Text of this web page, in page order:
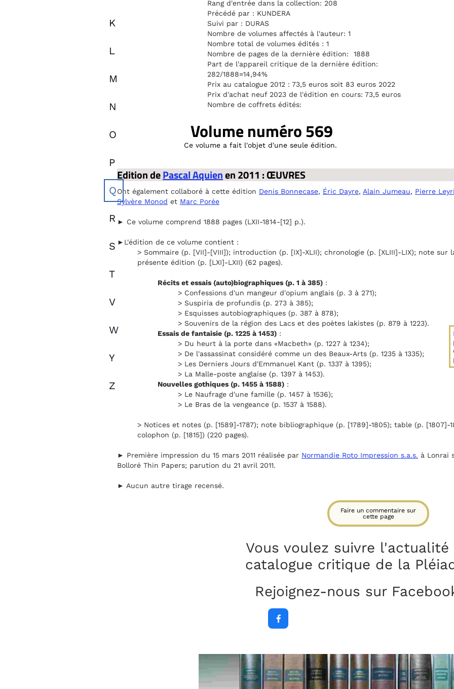
K
L
M
N
O
P
Q
R
S
T
V
W
Y
Z
Rang d'entrée dans la collection: 208
Précédé par : KUNDERA
Suivi par : DURAS
Nombre de volumes affectés à l'auteur: 1
Nombre total de volumes édités : 1
Nombre de pages de la dernière édition: 1888
Part de l'appareil critique de la dernière édition:
282/1888=14,94%
Prix au catalogue 2012 : 73,5 euros soit 83 euros 2022
Prix d'achat neuf 2023 de l'édition en cours: 73,5 euros
Nombre de coffrets édités:
Volume numéro 569
Ce volume a fait l'objet d'une seule édition.
Edition dePascal Aquienen 2011 : ŒUVRES
Ont également collaboré à cette édition Denis Bonnecase, Éric Dayre, Alain Jumeau, Pierre
Sylvère Monod et Marc Porée
► Ce volume comprend 1888 pages (LXII-1814-[12] p.).
►L'édition de ce volume contient :
> Sommaire (p. [VII]-[VIII]); introduction (p. [IX]-XLII); chronologie (p. [XLIII]-LIX); note sur
présente édition (p. [LXI]-LXII) (62 pages).
Récits et essais (auto)biographiques (p. 1 à 385) :
> Confessions d'un mangeur d'opium anglais (p. 3 à 271);
> Suspiria de profundis (p. 273 à 385);
> Esquisses autobiographiques (p. 387 à 878);
> Souvenirs de la région des Lacs et des poètes lakistes (p. 879 à 1223).
Essais de fantaisie (p. 1225 à 1453) :
> Du heurt à la porte dans «Macbeth» (p. 1227 à 1234);
> De l'assassinat considéré comme un des Beaux-Arts (p. 1235 à 1335);
> Les Derniers Jours d'Emmanuel Kant (p. 1337 à 1395);
> La Malle-poste anglaise (p. 1397 à 1453).
Nouvelles gothiques (p. 1455 à 1588) :
> Le Naufrage d'une famille (p. 1457 à 1536);
> Le Bras de la vengeance (p. 1537 à 1588).
> Notices et notes (p. [1589]-1787); note bibliographique (p. [1789]-1805); table (p. [1807]-
colophon (p. [1815]) (220 pages).
► Première impression du 15 mars 2011 réalisée par Normandie Roto Impression s.a.s. à Lonrai
Bolloré Thin Papers; parution du 21 avril 2011.
► Aucun autre tirage recensé.
Faire un commentaire sur
cette page
Vous voulez suivre l'actualité
catalogue critique de la
Rejoignez-nous sur
